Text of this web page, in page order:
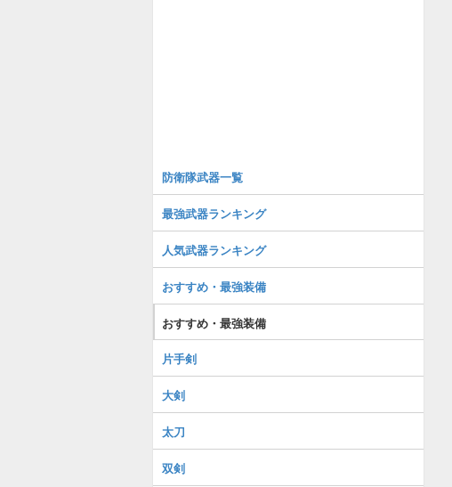
防衛隊武器一覧
最強武器ランキング
人気武器ランキング
おすすめ・最強装備
おすすめ・最強装備
片手剣
大剣
太刀
双剣